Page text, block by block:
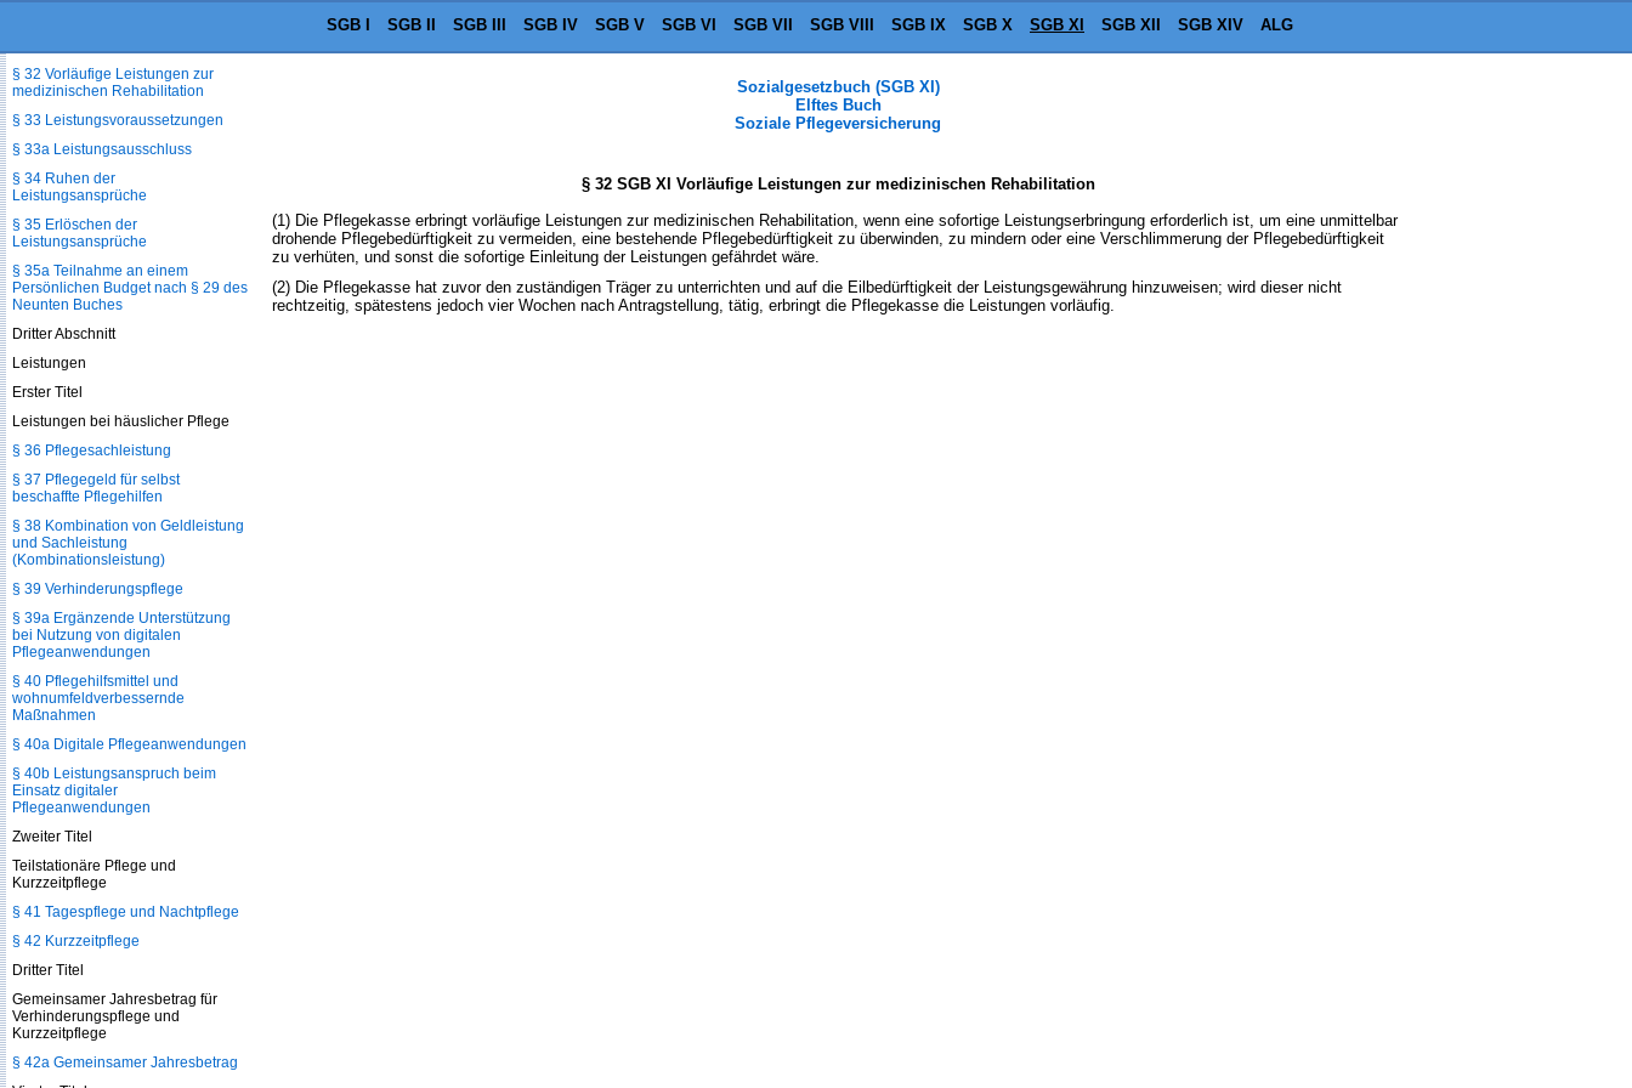
SGB I SGB II SGB III SGB IV SGB V SGB VI SGB VII SGB VIII SGB IX SGB X SGB XI SGB XII SGB XIV ALG
Sozialgesetzbuch (SGB XI)
Elftes Buch
Soziale Pflegeversicherung
§ 32 SGB XI Vorläufige Leistungen zur medizinischen Rehabilitation
(1) Die Pflegekasse erbringt vorläufige Leistungen zur medizinischen Rehabilitation, wenn eine sofortige Leistungserbringung erforderlich ist, um eine unmittelbar
drohende Pflegebedürftigkeit zu vermeiden, eine bestehende Pflegebedürftigkeit zu überwinden, zu mindern oder eine Verschlimmerung der Pflegebedürftigkeit
zu verhüten, und sonst die sofortige Einleitung der Leistungen gefährdet wäre.
(2) Die Pflegekasse hat zuvor den zuständigen Träger zu unterrichten und auf die Eilbedürftigkeit der Leistungsgewährung hinzuweisen; wird dieser nicht
rechtzeitig, spätestens jedoch vier Wochen nach Antragstellung, tätig, erbringt die Pflegekasse die Leistungen vorläufig.
§ 32 Vorläufige Leistungen zur
medizinischen Rehabilitation
§ 33 Leistungsvoraussetzungen
§ 33a Leistungsausschluss
§ 34 Ruhen der
Leistungsansprüche
§ 35 Erlöschen der
Leistungsansprüche
§ 35a Teilnahme an einem
Persönlichen Budget nach § 29 des
Neunten Buches
Dritter Abschnitt
Leistungen
Erster Titel
Leistungen bei häuslicher Pflege
§ 36 Pflegesachleistung
§ 37 Pflegegeld für selbst
beschaffte Pflegehilfen
§ 38 Kombination von Geldleistung
und Sachleistung
(Kombinationsleistung)
§ 39 Verhinderungspflege
§ 39a Ergänzende Unterstützung
bei Nutzung von digitalen
Pflegeanwendungen
§ 40 Pflegehilfsmittel und
wohnumfeldverbessernde
Maßnahmen
§ 40a Digitale Pflegeanwendungen
§ 40b Leistungsanspruch beim
Einsatz digitaler
Pflegeanwendungen
Zweiter Titel
Teilstationäre Pflege und
Kurzzeitpflege
§ 41 Tagespflege und Nachtpflege
§ 42 Kurzzeitpflege
Dritter Titel
Gemeinsamer Jahresbetrag für
Verhinderungspflege und
Kurzzeitpflege
§ 42a Gemeinsamer Jahresbetrag